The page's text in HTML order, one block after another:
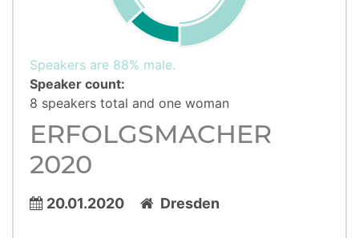
Speakers are 88% male.
Speaker count:
8 speakers total and one woman
ERFOLGSMACHER
2020
20.01.2020 Dresden